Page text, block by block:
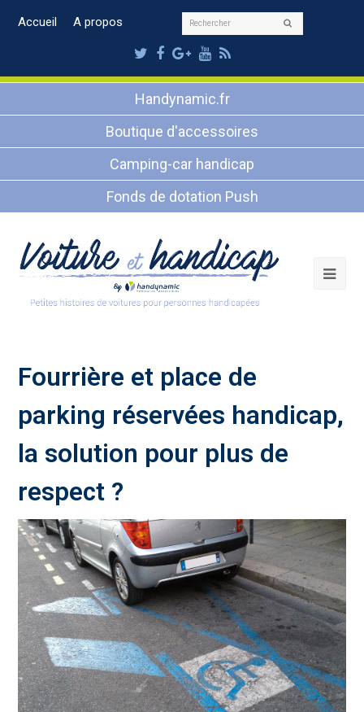
Accueil A propos Rechercher
Twitter
Facebook
Google
Plus
Youtube
RSS
Handynamic.fr
Boutique d'accessoires
Camping-car handicap
Fonds de dotation Push
Fourrière et place de
parking réservées handicap,
la solution pour plus de
respect ?